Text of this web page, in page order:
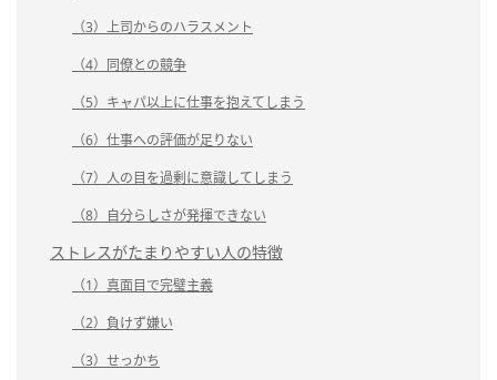
（3）上司からのハラスメント
（4）同僚との競争
（5）キャパ以上に仕事を抱えてしまう
（6）仕事への評価が足りない
（7）人の目を過剰に意識してしまう
（8）自分らしさが発揮できない
ストレスがたまりやすい人の特徴
（1）真面目で完璧主義
（2）負けず嫌い
（3）せっかち